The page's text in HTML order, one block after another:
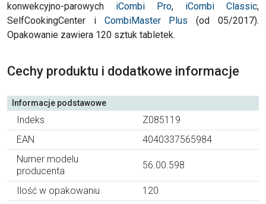
konwekcyjno-parowych iCombi Pro, iCombi Classic,
SelfCookingCenter i CombiMaster Plus (od 05/2017).
Opakowanie zawiera 120 sztuk tabletek.
Cechy produktu i dodatkowe informacje
Informacje podstawowe
Indeks
Z085119
EAN
4040337565984
Numer modelu
producenta
56.00.598
Ilość w opakowaniu 120